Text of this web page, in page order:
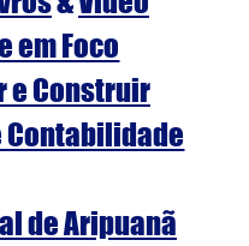
em Foco
e Construir
Contabilidade
de Aripuanã